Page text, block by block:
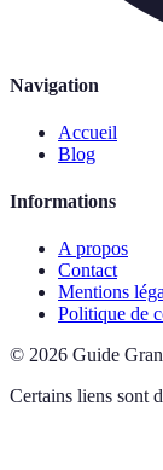
Navigation
Accueil
Blog
Informations
A propos
Contact
Mentions
Politique de
© 2026 Guide
Certains liens sont